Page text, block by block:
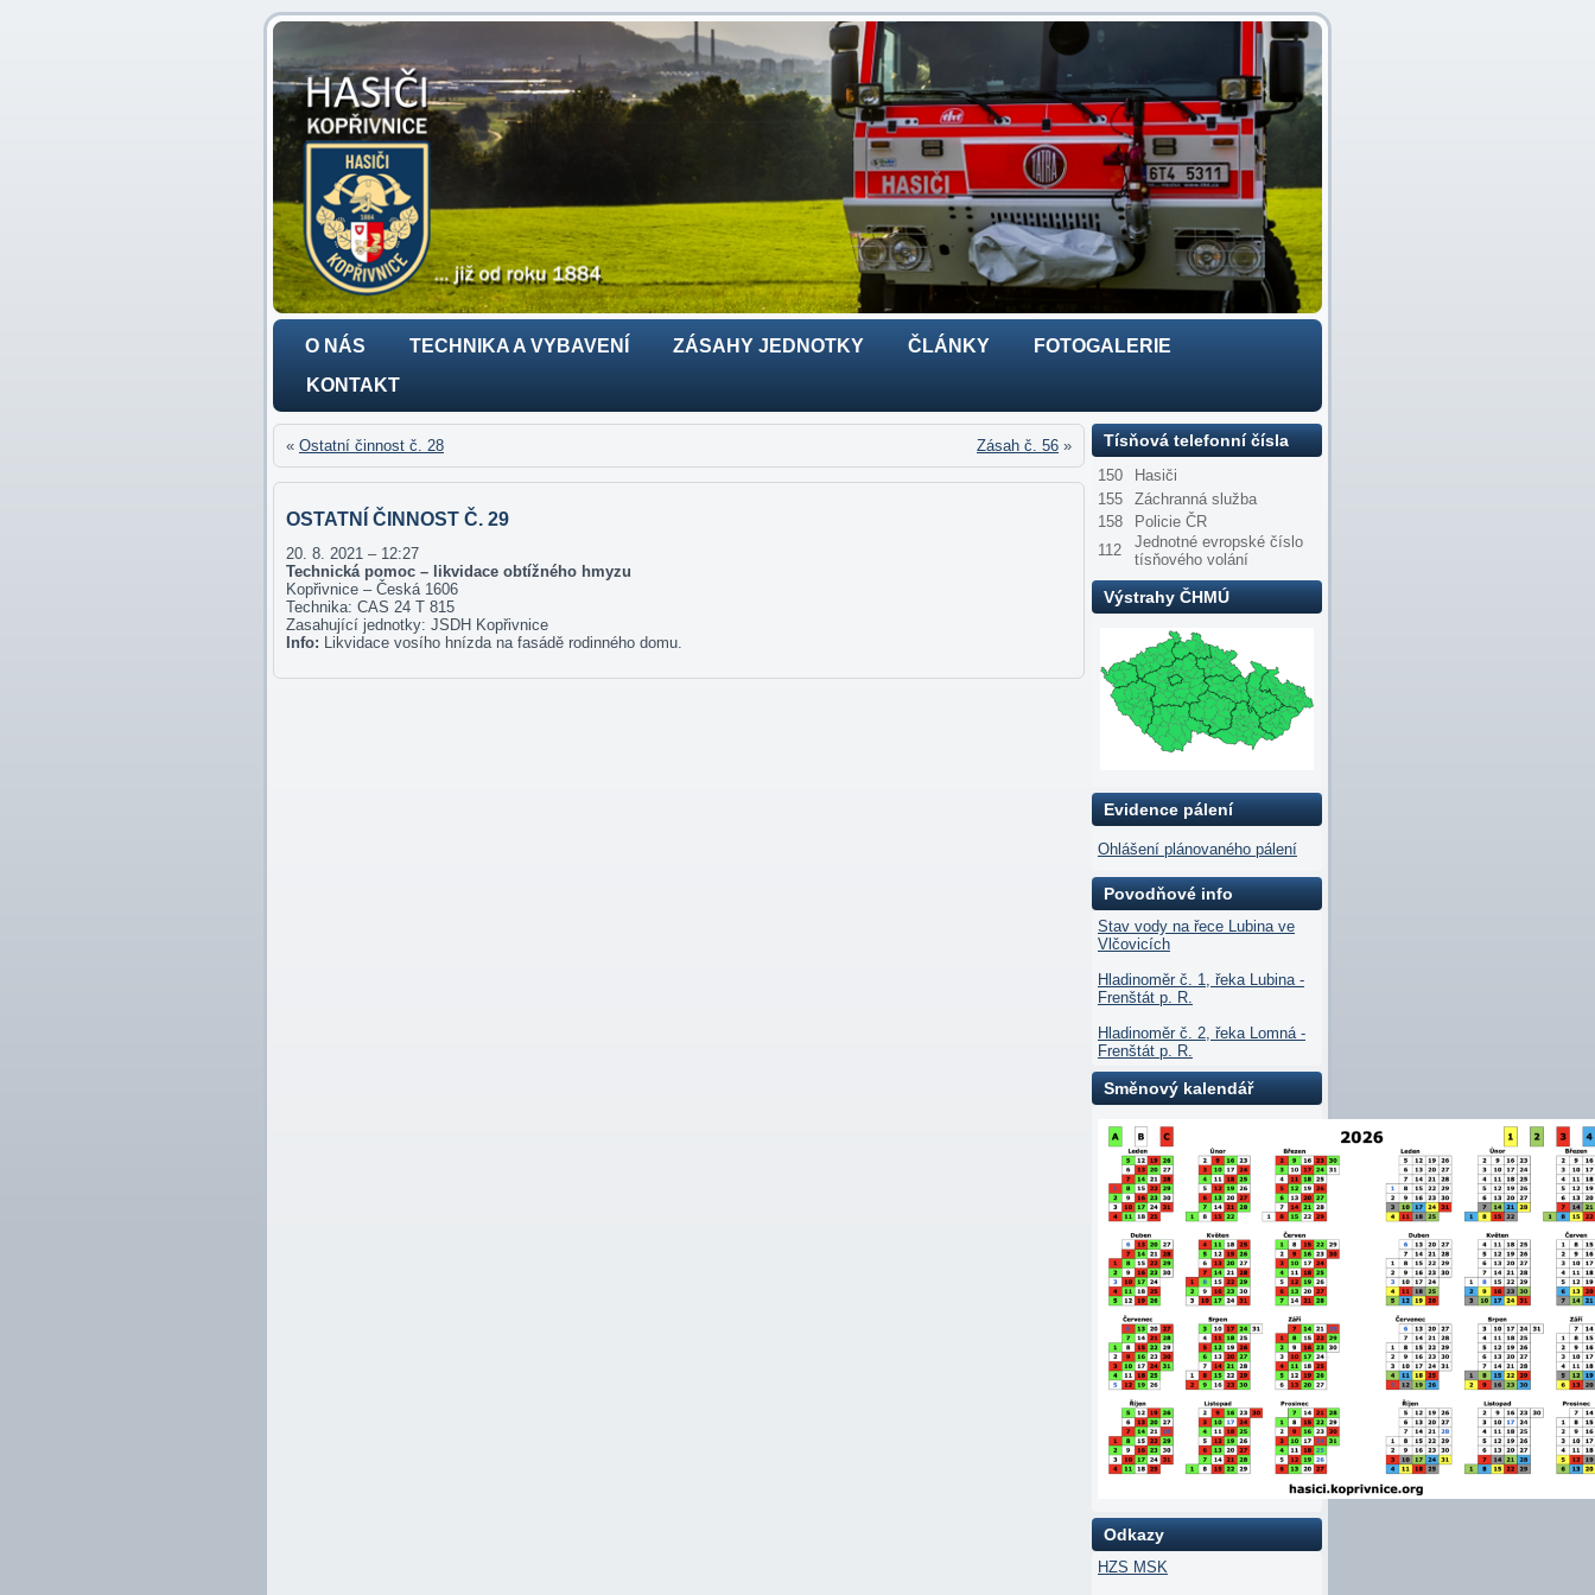
O NÁS TECHNIKA A VYBAVENÍ ZÁSAHY JEDNOTKY ČLÁNKY
FOTOGALERIE
KONTAKT
« Ostatní činnost č. 28 Zásah č. 56 »
OSTATNÍ ČINNOST Č. 29
20. 8. 2021 – 12:27
Technická pomoc – likvidace obtížného hmyzu
Kopřivnice – Česká 1606
Technika: CAS 24 T 815
Zasahující jednotky: JSDH Kopřivnice
Info: Likvidace vosího hnízda na fasádě rodinného domu.
Tísňová telefonní čísla
150
Hasiči
155
Záchranná služba
158
Policie ČR
112
Jednotné evropské číslo
tísňového volání
Výstrahy ČHMÚ
Evidence pálení
Ohlášení plánovaného pálení
Povodňové info
Stav vody na řece Lubina ve
Vlčovicích
Hladinoměr č. 1, řeka Lubina -
Frenštát p. R.
Hladinoměr č. 2, řeka Lomná -
Frenštát p. R.
Směnový kalendář
Odkazy
HZS MSK